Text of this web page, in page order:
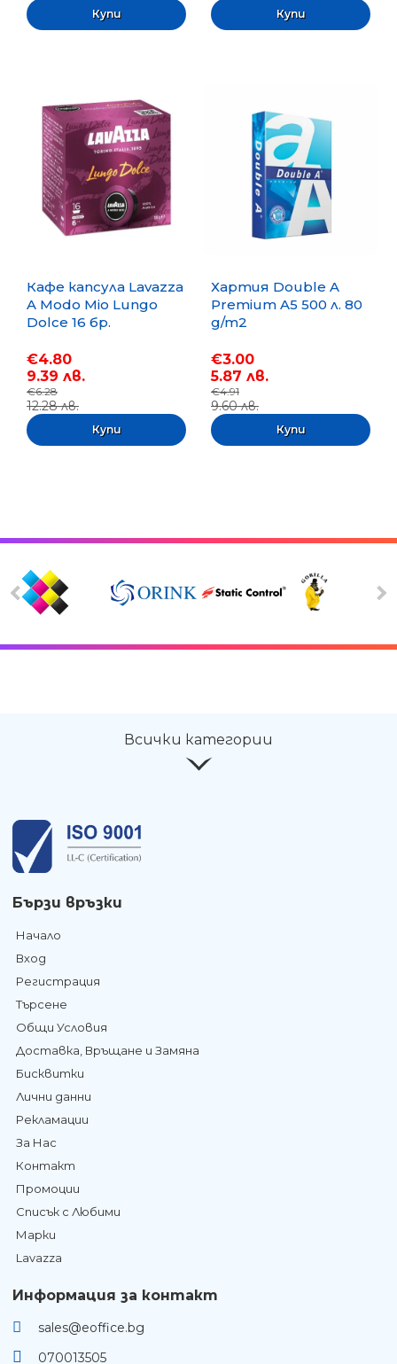
Кафе капсула Lavazza
A Modo Mio Lungo
Dolce 16 бр.
€4.80
9.39 лв.
€6.28
12.28 лв.
Хартия Double A
Premium A5 500 л. 80
g/m2
€3.00
5.87 лв.
€4.91
9.60 лв.
Всички категории
Бързи връзки
Начало
Вход
Регистрация
Търсене
Общи Условия
Доставка, Връщане и Замяна
Бисквитки
Лични данни
Рекламации
За Нас
Контакт
Промоции
Списък с Любими
Марки
Lavazza
Информация за контакт
sales@eoffice.bg
070013505